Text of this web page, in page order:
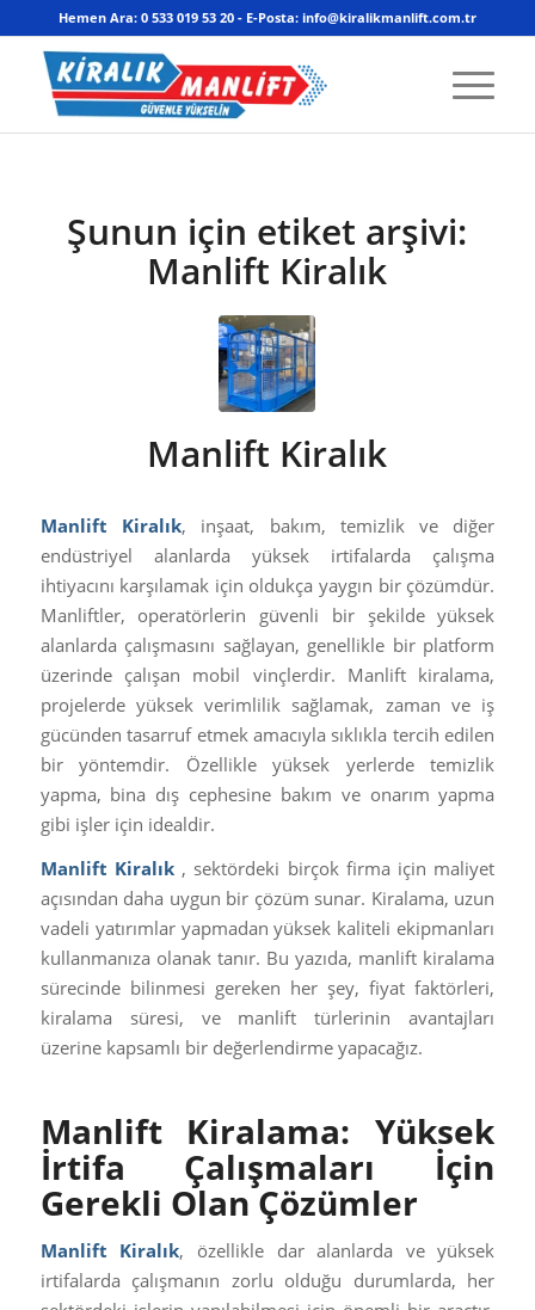
Hemen Ara: 0 533 019 53 20 - E-Posta: info@kiralikmanlift.com.tr
Şunun için etiket arşivi:
Manlift Kiralık
Manlift Kiralık
Manlift Kiralık, inşaat, bakım, temizlik ve diğer
endüstriyel alanlarda yüksek irtifalarda çalışma
ihtiyacını karşılamak için oldukça yaygın bir çözümdür.
Manliftler, operatörlerin güvenli bir şekilde yüksek
alanlarda çalışmasını sağlayan, genellikle bir platform
üzerinde çalışan mobil vinçlerdir. Manlift kiralama,
projelerde yüksek verimlilik sağlamak, zaman ve iş
gücünden tasarruf etmek amacıyla sıklıkla tercih edilen
bir yöntemdir. Özellikle yüksek yerlerde temizlik
yapma, bina dış cephesine bakım ve onarım yapma
gibi işler için idealdir.
Manlift Kiralık , sektördeki birçok firma için maliyet
açısından daha uygun bir çözüm sunar. Kiralama, uzun
vadeli yatırımlar yapmadan yüksek kaliteli ekipmanları
kullanmanıza olanak tanır. Bu yazıda, manlift kiralama
sürecinde bilinmesi gereken her şey, fiyat faktörleri,
kiralama süresi, ve manlift türlerinin avantajları
üzerine kapsamlı bir değerlendirme yapacağız.
Manlift Kiralama: Yüksek
İrtifa Çalışmaları İçin
Gerekli Olan Çözümler
Manlift Kiralık, özellikle dar alanlarda ve yüksek
irtifalarda çalışmanın zorlu olduğu durumlarda, her